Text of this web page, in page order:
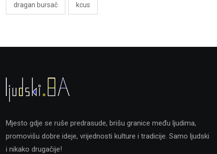
dragan bursač kcus
Mjesto gdje se ruše predrasude, brišu granice među ljudima,
promovišu dobre ideje, vrijednosti kulture i tradicije. Samo ljudski
i nikako drugačije!